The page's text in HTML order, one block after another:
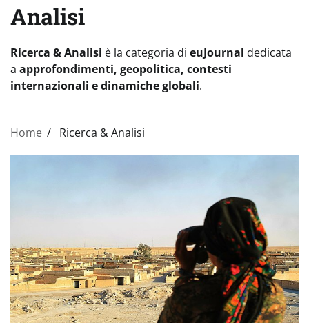
Analisi
Ricerca & Analisi è la categoria di euJournal dedicata
a approfondimenti, geopolitica, contesti
internazionali e dinamiche globali.
Home Ricerca & Analisi